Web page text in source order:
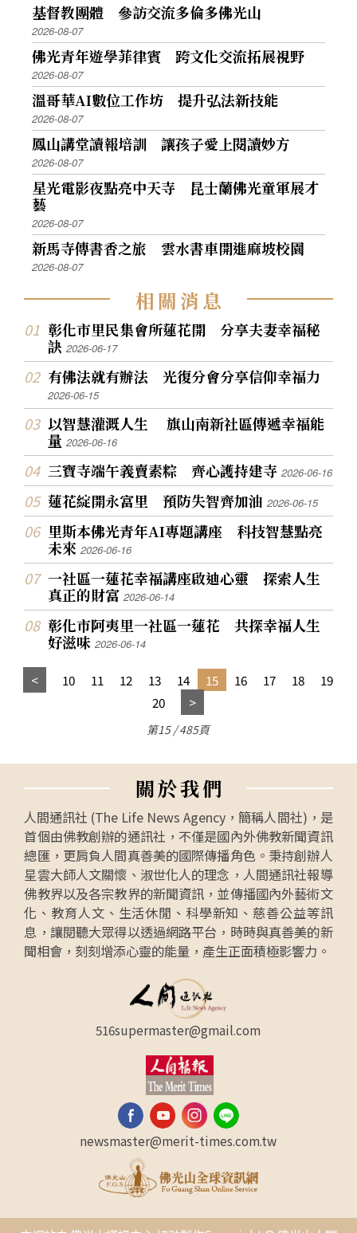
基督教團體 參訪交流多倫多佛光山
2026-08-07
佛光青年遊學菲律賓 跨文化交流拓展視野
2026-08-07
溫哥華AI數位工作坊 提升弘法新技能
2026-08-07
鳳山講堂讀報培訓 讓孩子愛上閱讀妙方
2026-08-07
星光電影夜點亮中天寺 昆士蘭佛光童軍展才
藝
2026-08-07
新馬寺傳書香之旅 雲水書車開進麻坡校園
2026-08-07
相關消息
彰化市里民集會所蓮花開 分享夫妻幸福秘
訣2026-06-17
有佛法就有辦法 光復分會分享信仰幸福力
2026-06-15
以智慧灌溉人生 旗山南新社區傳遞幸福能
量2026-06-16
三寶寺端午義賣素粽 齊心護持建寺2026-06-16
蓮花綻開永富里 預防失智齊加油2026-06-15
里斯本佛光青年AI專題講座 科技智慧點亮
未來2026-06-16
一社區一蓮花幸福講座啟迪心靈 探索人生
真正的財富2026-06-14
彰化市阿夷里一社區一蓮花 共探幸福人生
好滋味2026-06-14
10 11 12 13 14 15 16 17 18
19
20
第15 / 485頁
關於我們
人間通訊社 (The Life News Agency，簡稱人間社)，是
首個由佛教創辦的通訊社，不僅是國內外佛教新聞資訊
總匯，更肩負人間真善美的國際傳播角色。秉持創辦人
星雲大師人文關懷、淑世化人的理念，人間通訊社報導
佛教界以及各宗教界的新聞資訊，並傳播國內外藝術文
化、教育人文、生活休閒、科學新知、慈善公益等訊
息，讓閱聽大眾得以透過網路平台，時時與真善美的新
聞相會，刻刻增添心靈的能量，產生正面積極影響力。
516supermaster@gmail.com
newsmaster@merit-times.com.tw